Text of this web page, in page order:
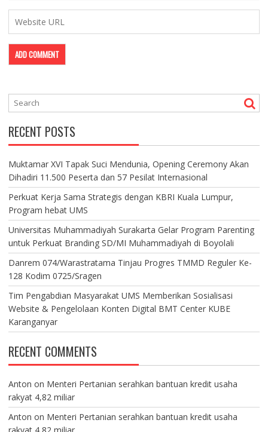
RECENT POSTS
Muktamar XVI Tapak Suci Mendunia, Opening Ceremony Akan
Dihadiri 11.500 Peserta dan 57 Pesilat Internasional
Perkuat Kerja Sama Strategis dengan KBRI Kuala Lumpur,
Program hebat UMS
Universitas Muhammadiyah Surakarta Gelar Program Parenting
untuk Perkuat Branding SD/MI Muhammadiyah di Boyolali
Danrem 074/Warastratama Tinjau Progres TMMD Reguler Ke-
128 Kodim 0725/Sragen
Tim Pengabdian Masyarakat UMS Memberikan Sosialisasi
Website & Pengelolaan Konten Digital BMT Center KUBE
Karanganyar
RECENT COMMENTS
Anton on Menteri Pertanian serahkan bantuan kredit usaha
rakyat 4,82 miliar
Anton on Menteri Pertanian serahkan bantuan kredit usaha